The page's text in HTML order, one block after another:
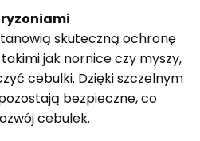
skuteczną ochronę
jak nornice czy myszy,
cebulki. Dzięki szczelnym
bezpieczne, co
cebulek.